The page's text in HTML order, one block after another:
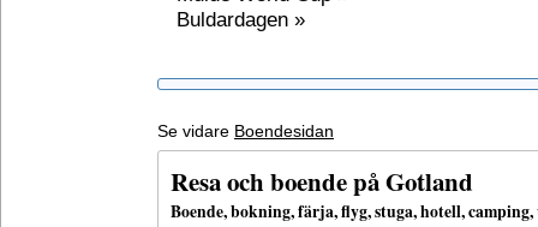
Buldardagen »
Se vidare Boendesidan
Resa och boende på Gotland
Boende, bokning, färja, flyg, stuga, hotell,